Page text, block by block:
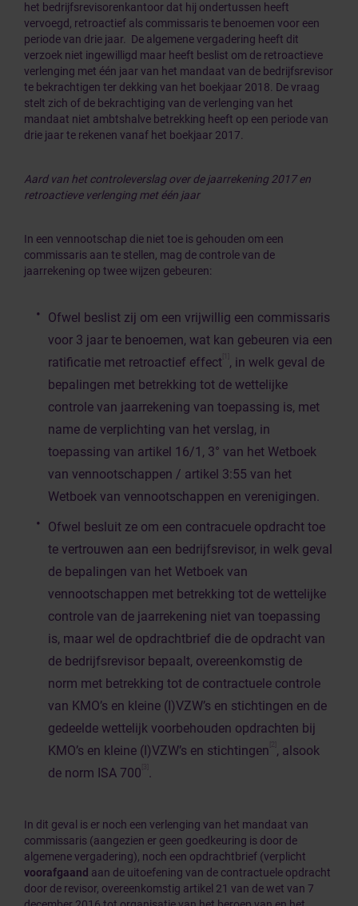
het bedrijfsrevisorenkantoor dat hij ondertussen heeft
vervoegd, retroactief als commissaris te benoemen voor een
periode van drie jaar. De algemene vergadering heeft dit
verzoek niet ingewilligd maar heeft beslist om de retroactieve
verlenging met één jaar van het mandaat van de bedrijfsrevisor
te bekrachtigen ter dekking van het boekjaar 2018. De vraag
stelt zich of de bekrachtiging van de verlenging van het
mandaat niet ambtshalve betrekking heeft op een periode van
drie jaar te rekenen vanaf het boekjaar 2017.
Aard van het controleverslag over de jaarrekening 2017 en
retroactieve verlenging met één jaar
In een vennootschap die niet toe is gehouden om een
commissaris aan te stellen, mag de controle van de
jaarrekening op twee wijzen gebeuren:
Ofwel beslist zij om een vrijwillig een commissaris
voor 3 jaar te benoemen, wat kan gebeuren via een
ratificatie met retroactief effect , in welk geval de
bepalingen met betrekking tot de wettelijke
controle van jaarrekening van toepassing is, met
name de verplichting van het verslag, in
toepassing van artikel 16/1, 3° van het Wetboek
van vennootschappen / artikel 3:55 van het
Wetboek van vennootschappen en verenigingen.
Ofwel besluit ze om een contracuele opdracht toe
te vertrouwen aan een bedrijfsrevisor, in welk geval
de bepalingen van het Wetboek van
vennootschappen met betrekking tot de wettelijke
controle van de jaarrekening niet van toepassing
is, maar wel de opdrachtbrief die de opdracht van
de bedrijfsrevisor bepaalt, overeenkomstig de
norm met betrekking tot de contractuele controle
van KMO’s en kleine (I)VZW’s en stichtingen en de
gedeelde wettelijk voorbehouden opdrachten bij
KMO’s en kleine (I)VZW’s en stichtingen [2] , alsook
de norm ISA 700 [3] .
In dit geval is er noch een verlenging van het mandaat van
commissaris (aangezien er geen goedkeuring is door de
algemene vergadering), noch een opdrachtbrief (verplicht
voorafgaand aan de uitoefening van de contractuele opdracht
door de revisor, overeenkomstig artikel 21 van de wet van 7